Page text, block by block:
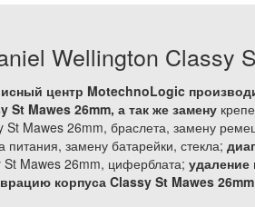
Wellington Classy
центр MotechnoLogic
St Mawes 26mm, а так жезамену
St Mawes 26mm, браслета, замену
питания, замену батарейки, стекла;
St Mawes 26mm, циферблата; удаление
корпуса Classy St Mawes 26mm